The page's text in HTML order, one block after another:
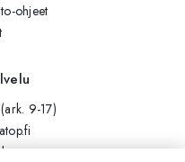
ohjeet
9-17)